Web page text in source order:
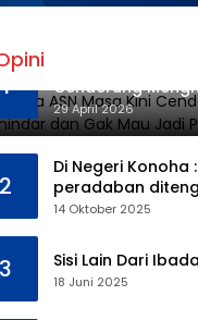
1
Cenderung
Gak Mau Jadi
29 April 2026
2
Di Negeri Konoha
peradaban
kekosongan
14 Oktober 2025
3 Sisi Lain Dari
18 Juni 2025